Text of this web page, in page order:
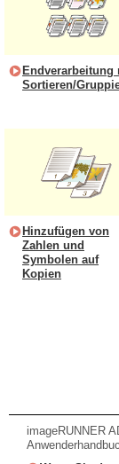
Endverarbeitung
Sortieren/
Hinzufügen von
Zahlen und
Symbolen auf
Kopien
imageRUNNER